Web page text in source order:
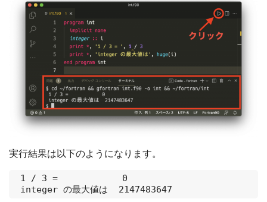
実行結果は以下のようになります。
1 / 3 =            0